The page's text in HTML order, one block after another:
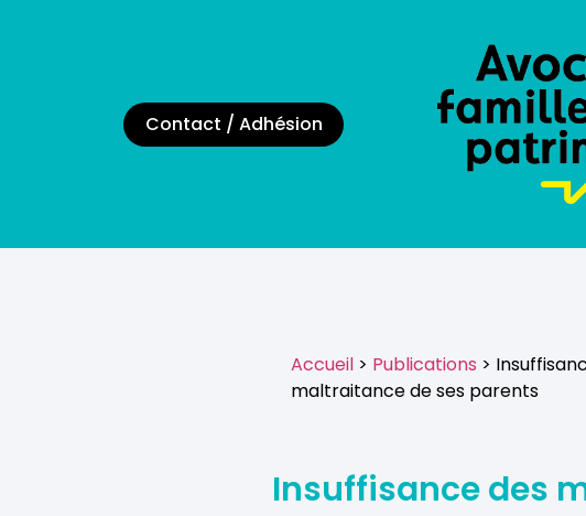
Contact / Adhésion
Accueil > Publications >
maltraitance de ses parents
Insuffisance des